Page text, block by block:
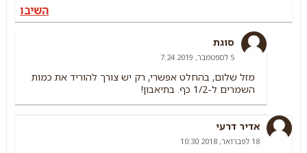
השיבו
סוגת
5 לספטמבר, 2019 7:24
מזל שלום, בהחלט אפשרי, רק יש צורך להוריד את כמות
השמרים ל-1/2 כף. בתיאבון!
אדיר דרעי
18 לפברואר, 2018 10:30